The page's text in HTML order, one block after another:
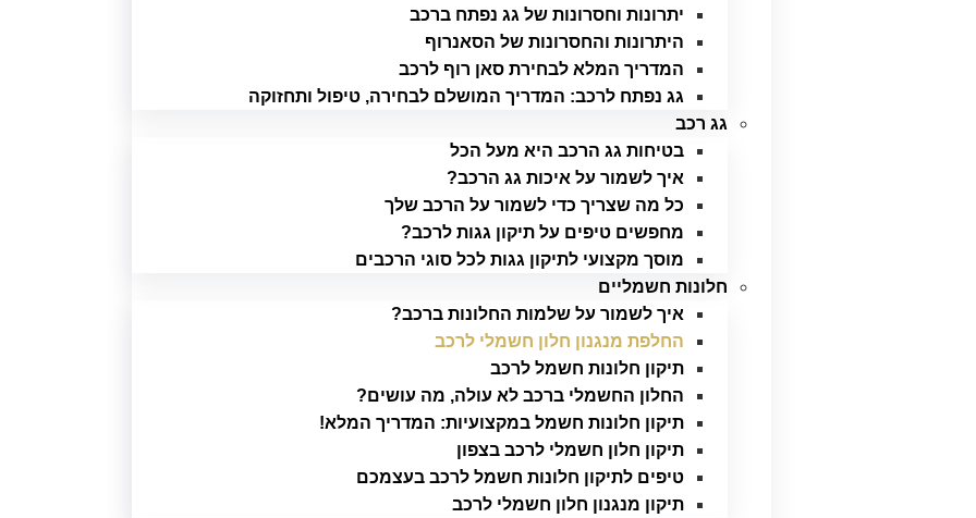
יתרונות וחסרונות של גג נפתח ברכב
היתרונות והחסרונות של הסאנרוף
המדריך המלא לבחירת סאן רוף לרכב
גג נפתח לרכב: המדריך המושלם לבחירה, טיפול ותחזוקה
גג רכב
בטיחות גג הרכב היא מעל הכל
איך לשמור על איכות גג הרכב?
כל מה שצריך כדי לשמור על הרכב שלך
מחפשים טיפים על תיקון גגות לרכב?
מוסך מקצועי לתיקון גגות לכל סוגי הרכבים
חלונות חשמליים
איך לשמור על שלמות החלונות ברכב?
החלפת מנגנון חלון חשמלי לרכב
תיקון חלונות חשמל לרכב
החלון החשמלי ברכב לא עולה, מה עושים?
תיקון חלונות חשמל במקצועיות: המדריך המלא!
תיקון חלון חשמלי לרכב בצפון
טיפים לתיקון חלונות חשמל לרכב בעצמכם
תיקון מנגנון חלון חשמלי לרכב